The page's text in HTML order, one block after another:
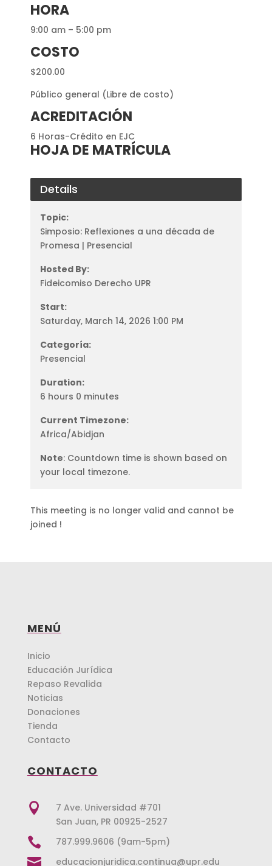
HORA
9:00 am – 5:00 pm
COSTO
$200.00
Público general (Libre de costo)
ACREDITACIÓN
6 Horas-Crédito en EJC
HOJA DE MATRÍCULA
Details
Topic:
Simposio: Reflexiones a una década de
Promesa | Presencial
Hosted By:
Fideicomiso Derecho UPR
Start:
Saturday, March 14, 2026 1:00 PM
Categoría:
Presencial
Duration:
6 hours 0 minutes
Current Timezone:
Africa/Abidjan
Note: Countdown time is shown based on
your local timezone.
This meeting is no longer valid and cannot be
joined !
MENÚ
Inicio
Educación Jurídica
Repaso Revalida
Noticias
Donaciones
Tienda
Contacto
CONTACTO

7 Ave. Universidad #701
San Juan, PR 00925-2527
 787.999.9606 (9am-5pm)
 educacionjuridica.continua@upr.edu